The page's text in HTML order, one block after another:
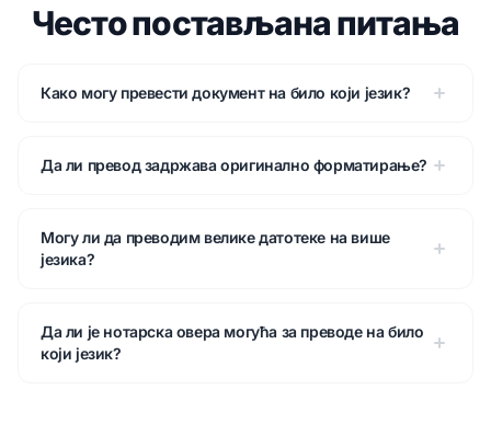
Често постављана питања
Како могу превести документ на било који језик?
Да ли превод задржава оригинално форматирање?
Могу ли да преводим велике датотеке на више
језика?
Да ли је нотарска овера могућа за преводе на било
који језик?